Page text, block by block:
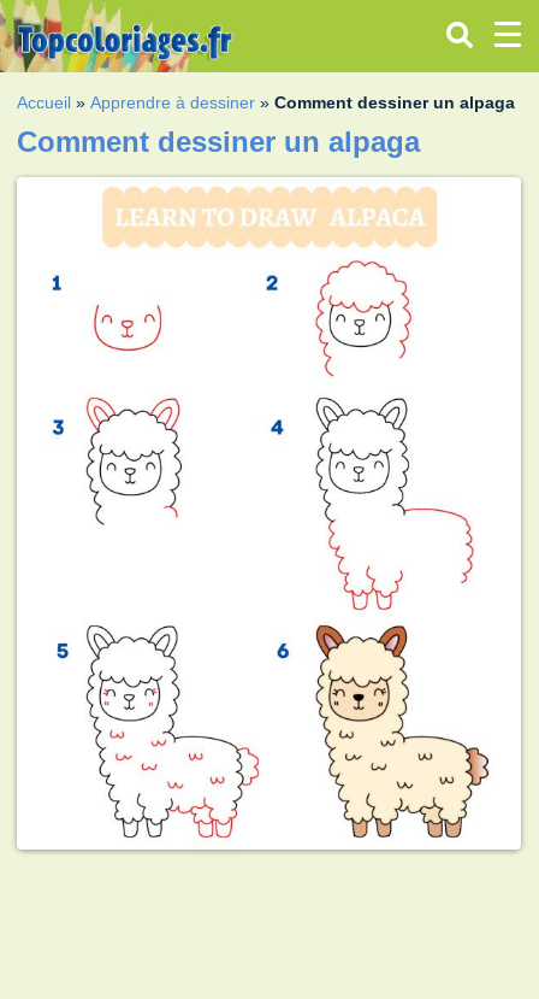
Accueil »Apprendre à dessiner »Comment dessiner un alpaga
Comment dessiner un alpaga